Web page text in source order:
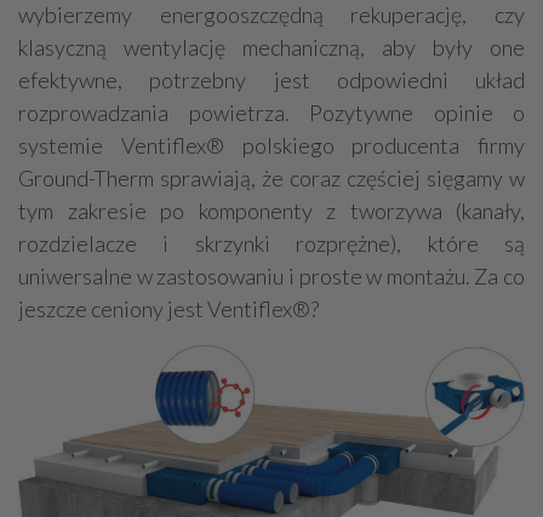
wybierzemy energooszczędną rekuperację, czy
klasyczną wentylację mechaniczną, aby były one
efektywne, potrzebny jest odpowiedni układ
rozprowadzania powietrza. Pozytywne opinie o
systemie Ventiflex® polskiego producenta firmy
Ground-Therm sprawiają, że coraz częściej sięgamy w
tym zakresie po komponenty z tworzywa (kanały,
rozdzielacze i skrzynki rozprężne), które są
uniwersalne w zastosowaniu i proste w montażu. Za co
jeszcze ceniony jest Ventiflex®?